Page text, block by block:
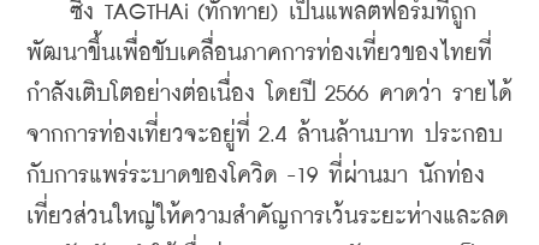
ซึ่ง TAGTHAi (ทักทาย) เป็นแพลตฟอร์มที่ถูก
พัฒนาขึ้นเพื่อขับเคลื่อนภาคการท่องเที่ยวของไทยที่
กำลังเติบโตอย่างต่อเนื่อง โดยปี 2566 คาดว่า รายได้
จากการท่องเที่ยวจะอยู่ที่ 2.4 ล้านล้านบาท ประกอบ
กับการแพร่ระบาดของโควิด -19 ที่ผ่านมา นักท่อง
เที่ยวส่วนใหญ่ให้ความสำคัญการเว้นระยะห่างและลด